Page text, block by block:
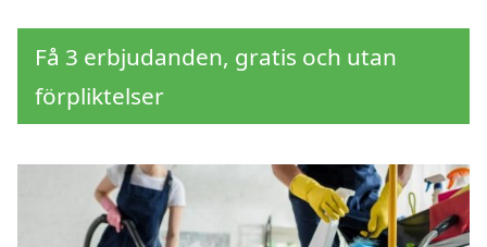
Få 3 erbjudanden, gratis och utan
förpliktelser